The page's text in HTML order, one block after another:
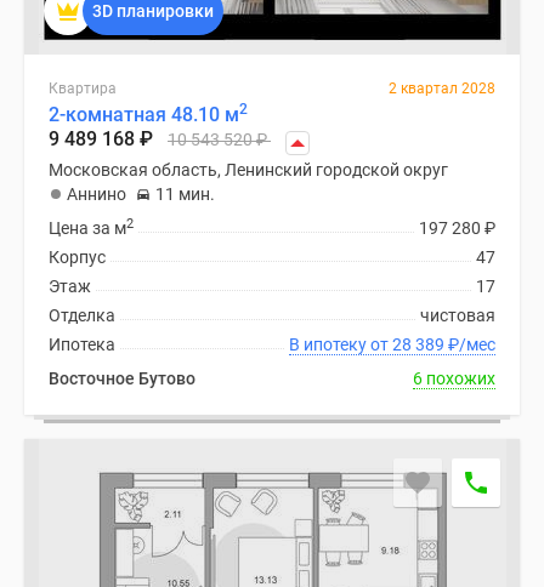
3D планировки
Квартира 2 квартал 2028
2-комнатная 48.10 м2
9 489 168 ₽ 10 543 520₽
Московская область, Ленинский городской округ
Аннино
11 мин.
197 280 ₽
Цена за м2
47
Корпус
17
Этаж
чистовая
Отделка
В ипотеку от 28 389 ₽/мес
Ипотека
Восточное Бутово
6 похожих